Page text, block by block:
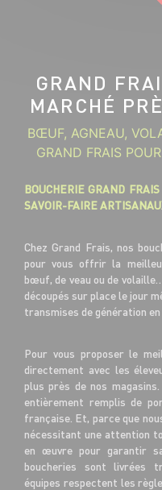
GRAND
MARCHÉ
BŒUF, AGNEAU,
GRAND FRAIS
BOUCHERIE GRAND
SAVOIR-FAIRE
Chez Grand Frais, nos
pour vous offrir la
bœuf, de veau ou de
découpés sur place le jour
transmises de génération en
Pour vous proposer le
directement avec les
plus près de nos
entièrement remplis de
française. Et, parce que
nécessitant une attention
en œuvre pour garantir
boucheries sont livrées
équipes respectent les